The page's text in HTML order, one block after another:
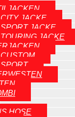
CITY JACKE
SPORT JACKE
TOURING JACKE
CUSTOM
SPORT
HOSE